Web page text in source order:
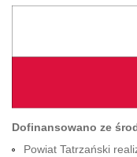
Dofinansowano ze
Powiat Tatrzański